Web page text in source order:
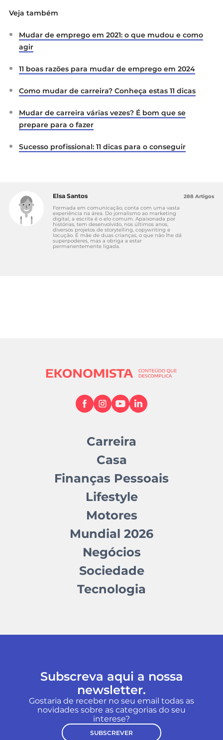
Veja também
Mudar de emprego em 2021: o que mudou e como
agir
11 boas razões para mudar de emprego em 2024
Como mudar de carreira? Conheça estas 11 dicas
Mudar de carreira várias vezes? É bom que se
prepare para o fazer
Sucesso profissional: 11 dicas para o conseguir
Elsa Santos
Formada em comunicação, conta com uma vasta
experiência na área. Do jornalismo ao marketing
digital, a escrita é o elo comum. Apaixonada por
histórias, tem desenvolvido, nos últimos anos,
diversos projetos de storytelling, copywriting e
locução. É mãe de duas crianças, o que não lhe dá
superpoderes, mas a obriga a estar
permanentemente ligada.
288 Artigos
Carreira
Casa
Finanças Pessoais
Lifestyle
Motores
Mundial 2026
Negócios
Sociedade
Tecnologia
Subscreva aqui a nossa
newsletter.
Gostaria de receber no seu email todas as
novidades sobre as categorias do seu
interese?
SUBSCREVER